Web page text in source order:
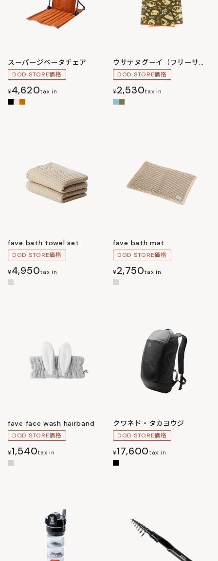
スーパージベータチェア
DOD STORE価格
¥4,620tax in
ウサテヌグーイ（フリーサイズ）
DOD STORE価格
¥2,530tax in
fave bath towel set
DOD STORE価格
¥4,950tax in
fave bath mat
DOD STORE価格
¥2,750tax in
fave face wash hairband
DOD STORE価格
¥1,540tax in
クワネド・タカヨウジ
DOD STORE価格
¥17,600tax in